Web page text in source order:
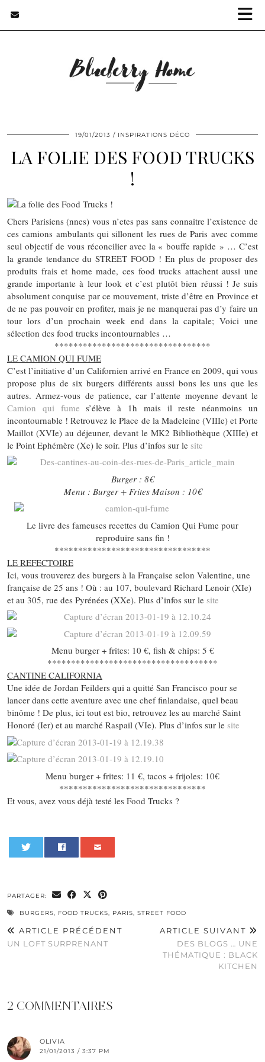
19/01/2013 INSPIRATIONS DÉCO
LA FOLIE DES FOOD TRUCKS
!
Chers Parisiens (nnes) vous n’etes pas sans connaitre l’existence de
ces camions ambulants qui sillonent les rues de Paris avec comme
seul objectif de vous réconcilier avec la « bouffe rapide » … C’est
la grande tendance du STREET FOOD ! En plus de proposer des
produits frais et home made, ces food trucks attachent aussi une
grande importante à leur look et c’est plutôt bien réussi ! Je suis
absolument conquise par ce mouvement, triste d’être en Province et
de ne pas pouvoir en profiter, mais je ne manquerai pas d’y faire un
tour lors d’un prochain week end dans la capitale; Voici une
sélection des food trucks incontournables …
*********************************
LE CAMION QUI FUME
C’est l’initiative d’un Californien arrivé en France en 2009, qui vous
propose plus de six burgers différents aussi bons les uns que les
autres. Armez-vous de patience, car l’attente moyenne devant le
Camion qui fume s’élève à 1h mais il reste néanmoins un
incontournable ! Retrouvez le Place de la Madeleine (VIIIe) et Porte
Maillot (XVIe) au déjeuner, devant le MK2 Bibliothèque (XIIIe) et
le Point Ephémère (Xe) le soir. Plus d’infos sur le site
Burger : 8€
Menu : Burger + Frites Maison : 10€
Le livre des fameuses recettes du Camion Qui Fume pour
reproduire sans fin !
*********************************
LE REFECTOIRE
Ici, vous trouverez des burgers à la Française selon Valentine, une
française de 25 ans ! Où : au 107, boulevard Richard Lenoir (XIe)
et au 305, rue des Pyrénées (XXe). Plus d’infos sur le site
Menu burger + frites: 10 €, fish & chips: 5 €
************************************
CANTINE CALIFORNIA
Une idée de Jordan Feilders qui a quitté San Francisco pour se
lancer dans cette aventure avec une chef finlandaise, quel beau
binôme ! De plus, ici tout est bio, retrouvez les au marché Saint
Honoré (Ier) et au marché Raspail (VIe). Plus d’infos sur le site
Menu burger + frites: 11 €, tacos + frijoles: 10€
*******************************
Et vous, avez vous déjà testé les Food Trucks ?
PARTAGER:
BURGERS FOOD TRUCKS PARIS STREET FOOD
ARTICLE PRÉCÉDENT
UN LOFT SURPRENANT
ARTICLE SUIVANT
DES BLOGS … UNE
THÉMATIQUE : BLACK
KITCHEN
2 COMMENTAIRES
OLIVIA
21/01/2013 / 3:37 PM